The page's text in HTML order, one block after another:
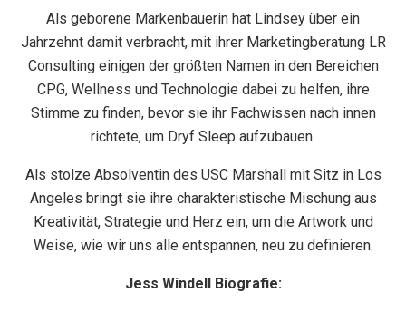
Als geborene Markenbauerin hat Lindsey über ein
Jahrzehnt damit verbracht, mit ihrer Marketingberatung LR
Consulting einigen der größten Namen in den Bereichen
CPG, Wellness und Technologie dabei zu helfen, ihre
Stimme zu finden, bevor sie ihr Fachwissen nach innen
richtete, um Dryf Sleep aufzubauen.
Als stolze Absolventin des USC Marshall mit Sitz in Los
Angeles bringt sie ihre charakteristische Mischung aus
Kreativität, Strategie und Herz ein, um die Artwork und
Weise, wie wir uns alle entspannen, neu zu definieren.
Jess Windell Biografie: